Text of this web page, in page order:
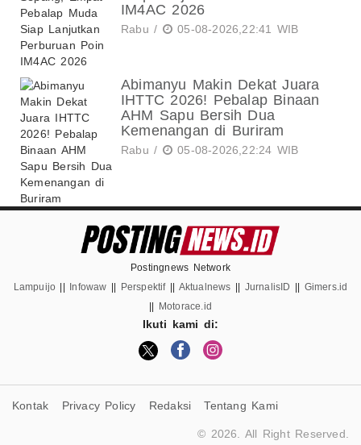
IM4AC 2026
Rabu / 05-08-2026,22:41 WIB
Abimanyu Makin Dekat Juara
IHTTC 2026! Pebalap Binaan
AHM Sapu Bersih Dua
Kemenangan di Buriram
Rabu / 05-08-2026,22:24 WIB
Postingnews Network
Lampuijo
Infowaw Perspektif|| Aktualnews JurnalisID
Gimers.id
Motorace.id
Ikuti kami di:
Kontak Privacy Policy Redaksi Tentang Kami
© 2026. All Right Reserved.